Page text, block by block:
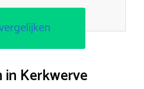
in Kerkwerve